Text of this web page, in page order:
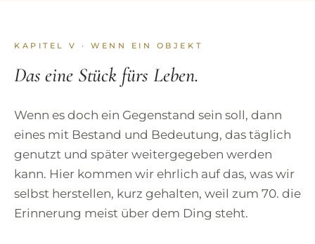
KAPITEL V · WENN EIN OBJEKT
Das eine Stück fürs Leben.
Wenn es doch ein Gegenstand sein soll, dann
eines mit Bestand und Bedeutung, das täglich
genutzt und später weitergegeben werden
kann. Hier kommen wir ehrlich auf das, was wir
selbst herstellen, kurz gehalten, weil zum 70. die
Erinnerung meist über dem Ding steht.